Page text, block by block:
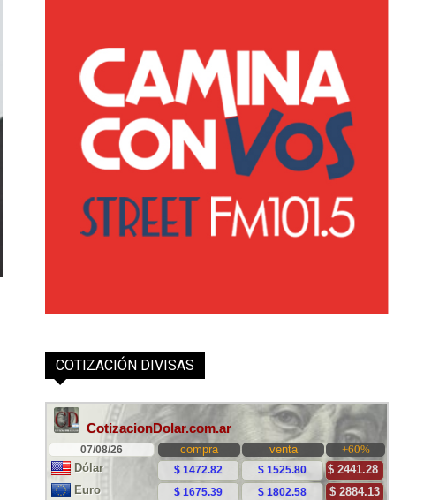
COTIZACIÓN DIVISAS